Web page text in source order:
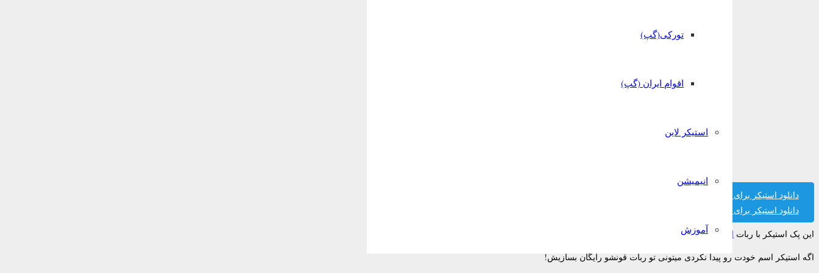
تورکی(گپ)
اقوام ایران (گپ)
استیکر لاین
انیمیشن
آموزش
دانلود استیکر برای تلگرام
دانلود استیکر برای واتساپ
این پک استیکر با ربات استیکر ساز قونشو
اگه استیکر اسم خودت رو پیدا نکردی میتونی تو ربات قونشو رایگان بسازیش!